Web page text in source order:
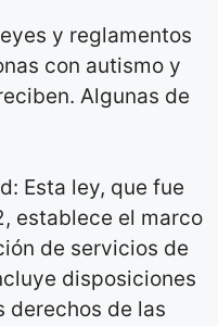
y reglamentos
con autismo y
Algunas de
Esta ley, que fue
establece el marco
de servicios de
disposiciones
derechos de las